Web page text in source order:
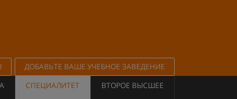
ДОБАВЬТЕ ВАШЕ УЧЕБНОЕ ЗАВЕДЕНИЕ
СПЕЦИАЛИТЕТ ВТОРОЕ ВЫСШЕЕ